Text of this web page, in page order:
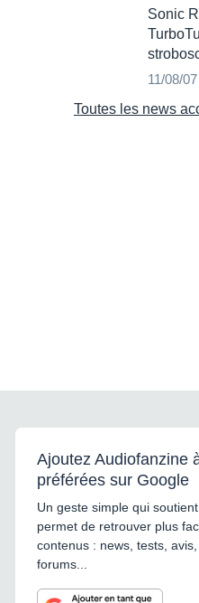
Sonic
11/08/07
Toutes les news
Ajoutez Audiofanzine
préférées sur Google
Un geste simple qui
permet de retrouver plus
contenus : news, tests,
forums...